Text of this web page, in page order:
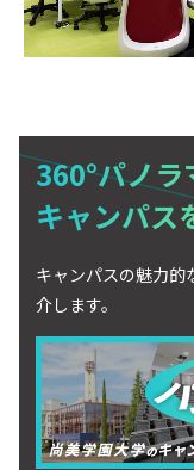
360°パノラ
キャンパス
キャンパスの魅力的
介します。